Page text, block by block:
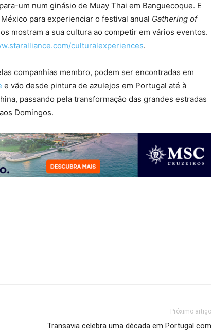
um num ginásio de Muay Thai em Banguecoque. E
para experienciar o festival anual Gathering of
mostram a sua cultura ao competir em vários eventos.
culturalexperiences.
companhias membro, podem ser encontradas em
e vão desde pintura de azulejos em Portugal até à
passando pela transformação das grandes estradas
Domingos.
Próximo artigo
Transavia celebra uma década em Portugal com